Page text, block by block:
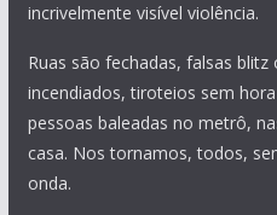
incrivelmente visível violência.
Ruas são fechadas, falsas blitz
incendiados, tiroteios sem
pessoas baleadas no metrô,
casa. Nos tornamos, todos,
onda.